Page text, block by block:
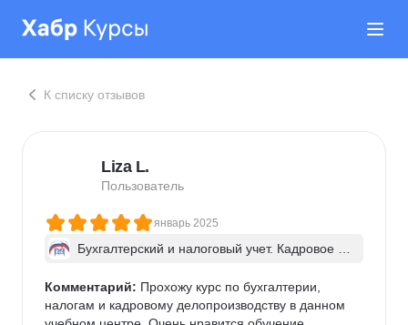
К списку отзывов
Liza L.
Пользователь
январь 2025
Бухгалтерский и налоговый учет. Кадровое де
Комментарий: Прохожу курс по бухгалтерии,
налогам и кадровому делопроизводству в данном